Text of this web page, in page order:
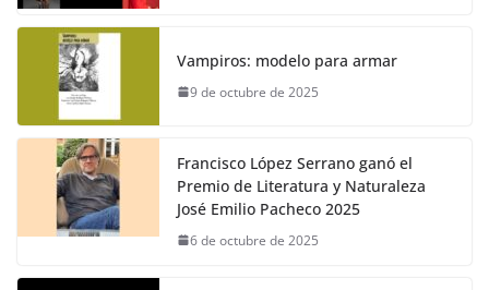
Vampiros: modelo para armar
9 de octubre de 2025
Francisco López Serrano ganó el
Premio de Literatura y Naturaleza
José Emilio Pacheco 2025
6 de octubre de 2025